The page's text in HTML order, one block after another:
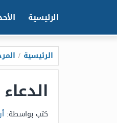
الرئيسية
الرئيسية /
كتب بواسطة: